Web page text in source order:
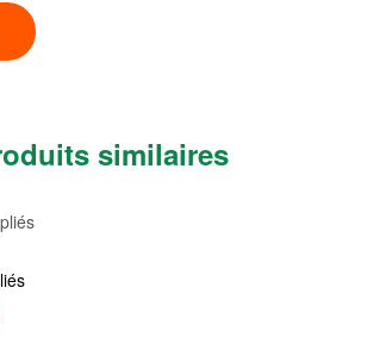
similaires